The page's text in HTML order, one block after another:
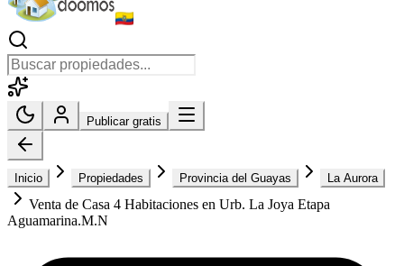
Publicar gratis
Inicio Propiedades Provincia del Guayas La Aurora
Venta de Casa 4 Habitaciones en Urb. La Joya Etapa
Aguamarina.M.N